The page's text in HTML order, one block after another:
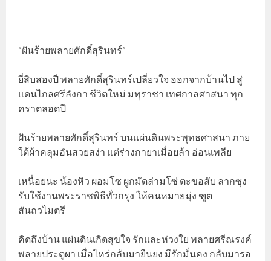
————————————
“ฝันร้ายพลายศักดิ์สุรินทร์”
ยี่สิบสองปี พลายศักดิ์สุรินทร์เปลี่ยวใจ ออกจากบ้านไป สู่
แดนไกลศรีลังกา ชีวิตใหม่ มทุราชา เทศกาลศาสนา ทุก
คราตลอดปี
ฝันร้ายพลายศักดิ์สุรินทร์ บนแผ่นดินพระพุทธศาสนา ภาย
ใต้ผ้าคลุมอันสวยสง่า แต่ร่างกายาเมื่อยล้า อ่อนเพลีย
เหนื่อยนะ น้องหิว ผอมโซ ผูกมัดล่ามโซ่ ตะขอสับ ลากซุง
รับใช้งานพระราชพิธีทั่วกรุง ให้คนหมายมุ่ง ฑูต
สันถวไมตรี
คิดถึงบ้าน แผ่นดินเกิดสุขใจ รักและห่วงใย พลายศรีณรงค์
พลายประตูผา เมื่อไหร่กลับมายืนยง มีรักมั่นคง กลับมารอ